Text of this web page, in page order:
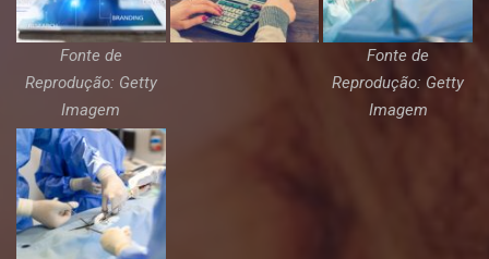
Fonte de
Reprodução: Getty
Imagem
Fonte de
Reprodução: Getty
Imagem